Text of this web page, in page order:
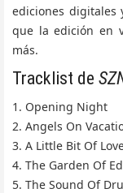
ediciones digitales
que la edición en
más.
Tracklist de
1. Opening Night
2. Angels On
3. A Little Bit Of
4. The Garden Of
5. The Sound Of